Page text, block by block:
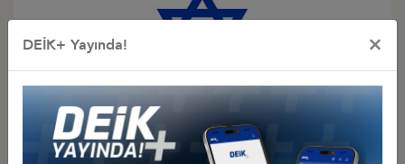
DEİK+ Yayında! ×